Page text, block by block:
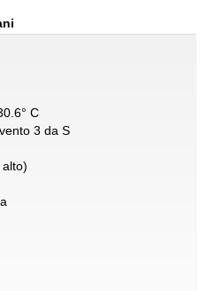
C
3 da S